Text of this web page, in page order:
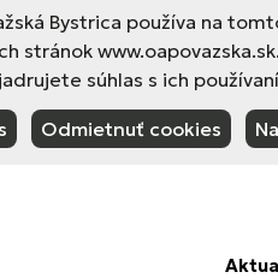
Bystrica používa na
súhlas s ich
Odmietnuť cookies